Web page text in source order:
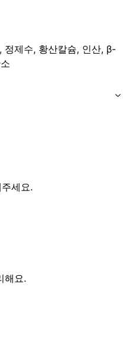
정제수, 황산칼슘, 인산, β-
세요.
해요.